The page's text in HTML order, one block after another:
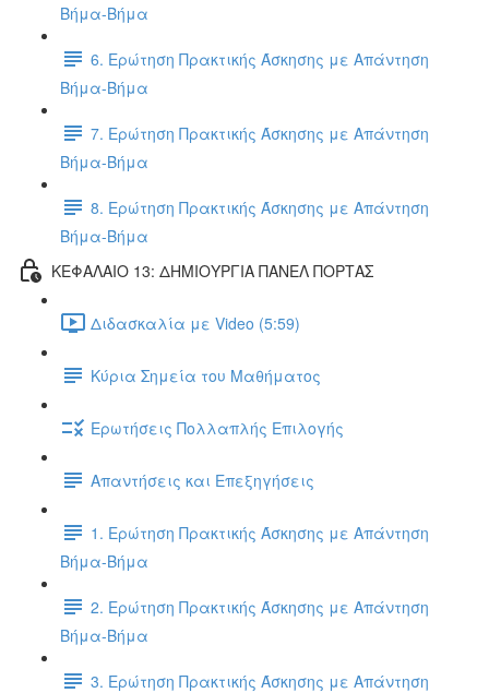
Βήμα-Βήμα
6. Ερώτηση Πρακτικής Άσκησης με Απάντηση
Βήμα-Βήμα
7. Ερώτηση Πρακτικής Άσκησης με Απάντηση
Βήμα-Βήμα
8. Ερώτηση Πρακτικής Άσκησης με Απάντηση
Βήμα-Βήμα
ΚΕΦΑΛΑΙΟ 13: ΔΗΜΙΟΥΡΓΙΑ ΠΑΝΕΛ ΠΟΡΤΑΣ
Διδασκαλία με Video (5:59)
Κύρια Σημεία του Μαθήματος
Ερωτήσεις Πολλαπλής Επιλογής
Απαντήσεις και Επεξηγήσεις
1. Ερώτηση Πρακτικής Άσκησης με Απάντηση
Βήμα-Βήμα
2. Ερώτηση Πρακτικής Άσκησης με Απάντηση
Βήμα-Βήμα
3. Ερώτηση Πρακτικής Άσκησης με Απάντηση